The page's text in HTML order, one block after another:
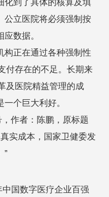
化到了具体的核算及填
公立医院将必须强制按
数据。
构正在通过各种强制性
付存在的不足。长期来
及医院精益管理的成
个巨大利好。
作者：陈鹏，原标题
实成本，国家卫健委发
”
中国数字医疗企业百强